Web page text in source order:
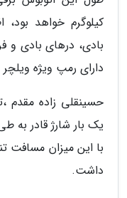
کیلوگرم خواهد بود،
بادی، درهای بادی و
دارای رمپ ویژه
حسینقلی زاده مقدم
با این میزان مسافت
داشت.